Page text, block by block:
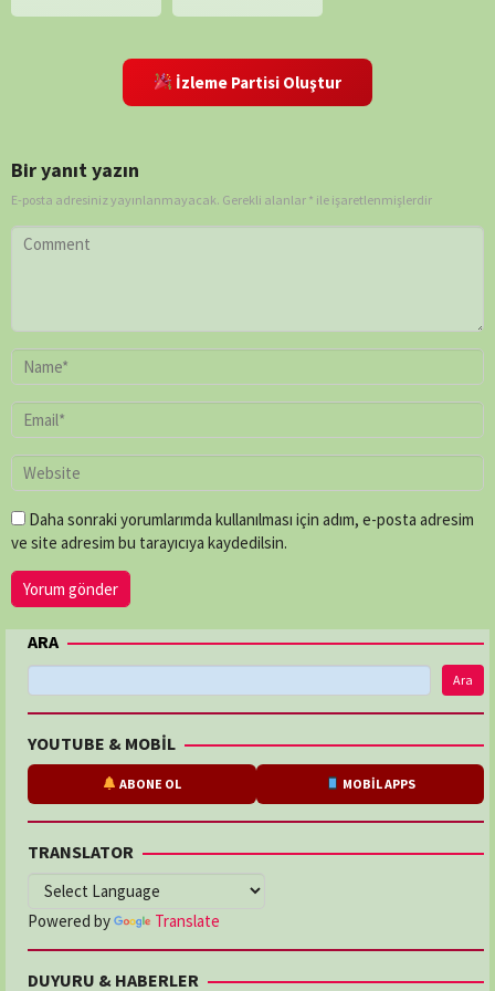
İzleme Partisi Oluştur
Bir yanıt yazın
E-posta adresiniz yayınlanmayacak. Gerekli alanlar * ile işaretlenmişlerdir
Daha sonraki yorumlarımda kullanılması için adım, e-posta adresim
ve site adresim bu tarayıcıya kaydedilsin.
ARA
Ara
YOUTUBE & MOBİL
ABONE OL MOBİL APPS
TRANSLATOR
Powered by Translate
DUYURU & HABERLER